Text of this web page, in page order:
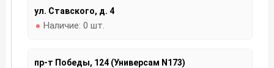
ул. Ставского, д. 4
Наличие: 0 шт.
пр-т Победы, 124 (Универсам N173)